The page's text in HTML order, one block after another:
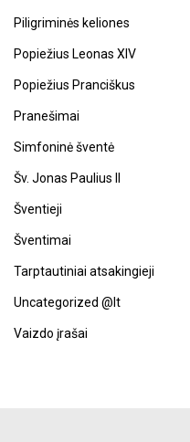
Piligriminės keliones
Popiežius Leonas XIV
Popiežius Pranciškus
Pranešimai
Simfoninė šventė
Šv. Jonas Paulius II
Šventieji
Šventimai
Tarptautiniai atsakingieji
Uncategorized @lt
Vaizdo įrašai